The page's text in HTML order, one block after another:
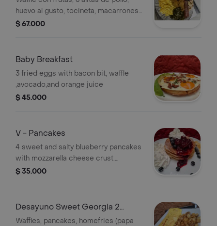
huevo al gusto, tocineta, macarrones
con queso y verduras.
$ 67.000
Baby Breakfast
3 fried eggs with bacon bit, waffle
,avocado,and orange juice
$ 45.000
V - Pancakes
4 sweet and salty blueberry pancakes
with mozzarella cheese crust.
whipped cream and natural red berry
$ 35.000
Desayuno Sweet Georgia 2
Selections
Waffles, pancakes, homefries (papa